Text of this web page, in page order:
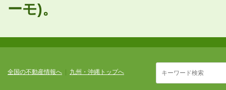
ーモ)。
全国の不動産情報へ 九州・沖縄トップへ